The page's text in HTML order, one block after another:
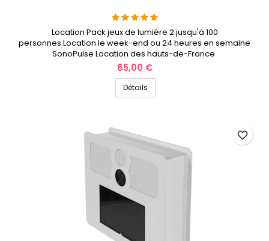
Location Pack jeux de lumière 2 jusqu'à 100
personnes.Location le week-end ou 24 heures en semaine
SonoPulse Location des hauts-de-France
Prix
65,00 €
Détails
favorite_border